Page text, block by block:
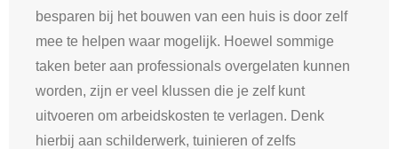
besparen bij het bouwen van een huis is door zelf
mee te helpen waar mogelijk. Hoewel sommige
taken beter aan professionals overgelaten kunnen
worden, zijn er veel klussen die je zelf kunt
uitvoeren om arbeidskosten te verlagen. Denk
hierbij aan schilderwerk, tuinieren of zelfs